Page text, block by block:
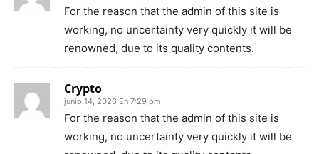
For the reason that the admin of this site is
working, no uncertainty very quickly it will be
renowned, due to its quality contents.
Crypto
junio 14, 2026 En 7:29 pm
For the reason that the admin of this site is
working, no uncertainty very quickly it will be